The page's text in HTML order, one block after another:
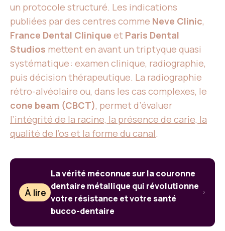
un protocole structuré. Les indications
publiées par des centres comme Neve Clinic,
France Dental Clinique et Paris Dental
Studios mettent en avant un triptyque quasi
systématique : examen clinique, radiographie,
puis décision thérapeutique. La radiographie
rétro-alvéolaire ou, dans les cas complexes, le
cone beam (CBCT), permet d’évaluer
l’intégrité de la racine, la présence de carie, la
qualité de l’os et la forme du canal.
À lire
La vérité méconnue sur la couronne
dentaire métallique qui révolutionne
votre résistance et votre santé
bucco-dentaire